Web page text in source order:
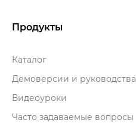
Продукты
Катало
Демоверсии и руководства
идеоуроки
Часто задаваемые вопросы